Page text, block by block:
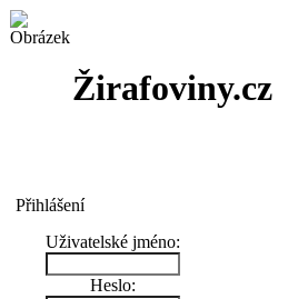
Žirafoviny.cz
Přihlášení
Uživatelské jméno:
Heslo: